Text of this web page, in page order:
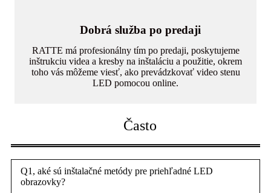
Dobrá služba po predaji
RATTE má profesionálny tím po predaji, poskytujeme
inštrukciu videa a kresby na inštaláciu a použitie, okrem
toho vás môžeme viesť, ako prevádzkovať video stenu
LED pomocou online.
Často
Q1, aké sú inštalačné metódy pre priehľadné LED
obrazovky?